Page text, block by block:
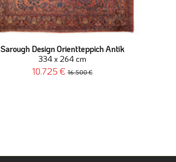
Sarough Design Orientteppich Antik
334 x 264 cm
10.725 € 16.500 €